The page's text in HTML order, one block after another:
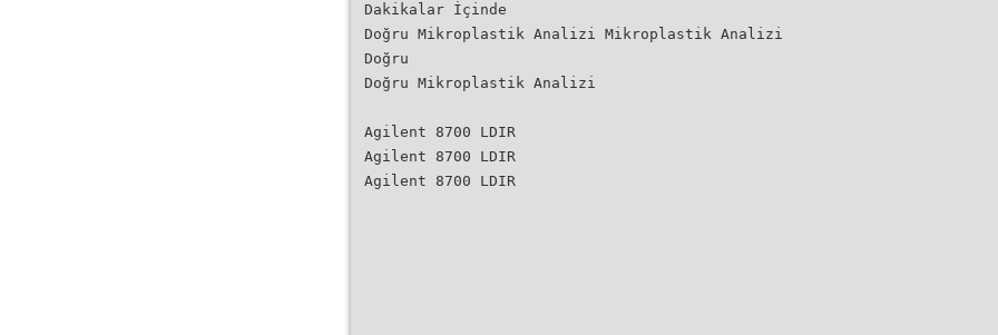
Dakikalar İçinde
Doğru Mikroplastik Analizi Mikroplastik Analizi
Doğru
Doğru Mikroplastik Analizi
Agilent 8700 LDIR
Agilent 8700 LDIR
Agilent 8700 LDIR